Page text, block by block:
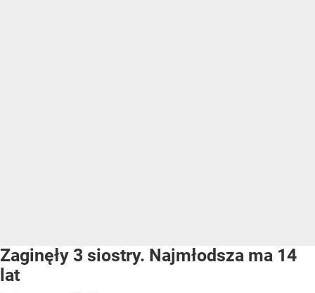
Zaginęły 3 siostry. Najmłodsza ma 14
lat